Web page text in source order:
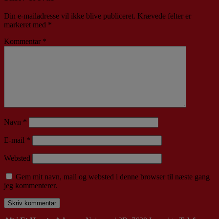
Din e-mailadresse vil ikke blive publiceret. Krævede felter er
markeret med *
Kommentar *
Navn *
E-mail *
Websted
Gem mit navn, mail og websted i denne browser til næste gang
jeg kommenterer.